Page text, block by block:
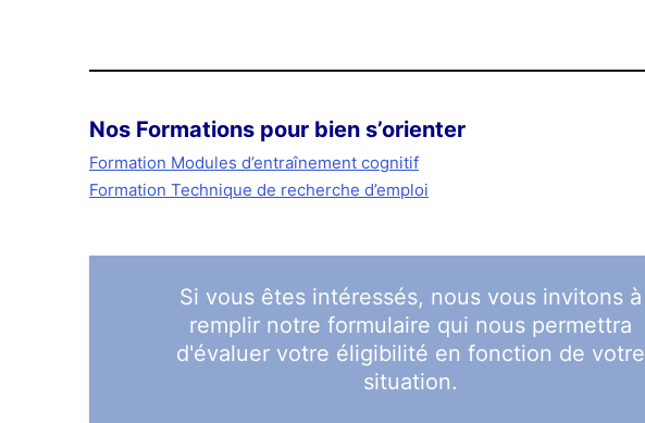
Nos Formations pour bien s’orienter
Formation Modules d’entraînement cognitif
Formation Technique de recherche d’emploi
Si vous êtes intéressés, nous vous invitons à
remplir notre formulaire qui nous permettra
d'évaluer votre éligibilité en fonction de votre
situation.